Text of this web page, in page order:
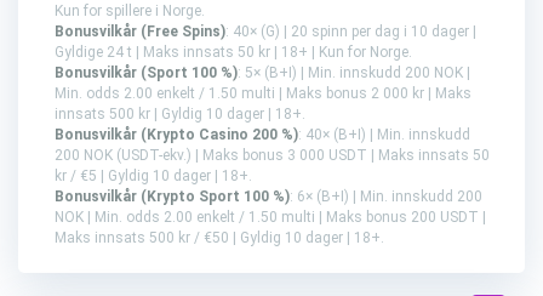
Kun for spillere i Norge.
Bonusvilkår (Free Spins): 40× (G) | 20 spinn per dag i 10 dager |
Gyldige 24 t | Maks innsats 50 kr | 18+ | Kun for Norge.
Bonusvilkår (Sport 100 %): 5× (B+I) | Min. innskudd 200 NOK |
Min. odds 2.00 enkelt / 1.50 multi | Maks bonus 2 000 kr | Maks
innsats 500 kr | Gyldig 10 dager | 18+.
Bonusvilkår (Krypto Casino 200 %): 40× (B+I) | Min. innskudd
200 NOK (USDT-ekv.) | Maks bonus 3 000 USDT | Maks innsats 50
kr / €5 | Gyldig 10 dager | 18+.
Bonusvilkår (Krypto Sport 100 %): 6× (B+I) | Min. innskudd 200
NOK | Min. odds 2.00 enkelt / 1.50 multi | Maks bonus 200 USDT |
Maks innsats 500 kr / €50 | Gyldig 10 dager | 18+.